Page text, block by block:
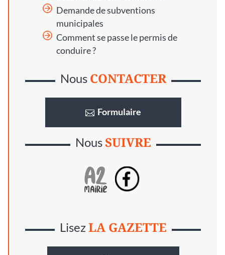
Demande de subventions
municipales
Comment se passe le permis de
conduire ?
Nous CONTACTER
Formulaire
NousSUIVRE
LisezLA GAZETTE